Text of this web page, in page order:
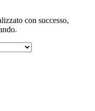
con successo,